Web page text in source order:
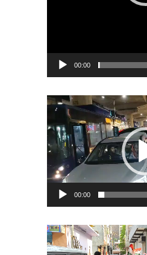
00:00
Video
Player
00:00
Video
Player